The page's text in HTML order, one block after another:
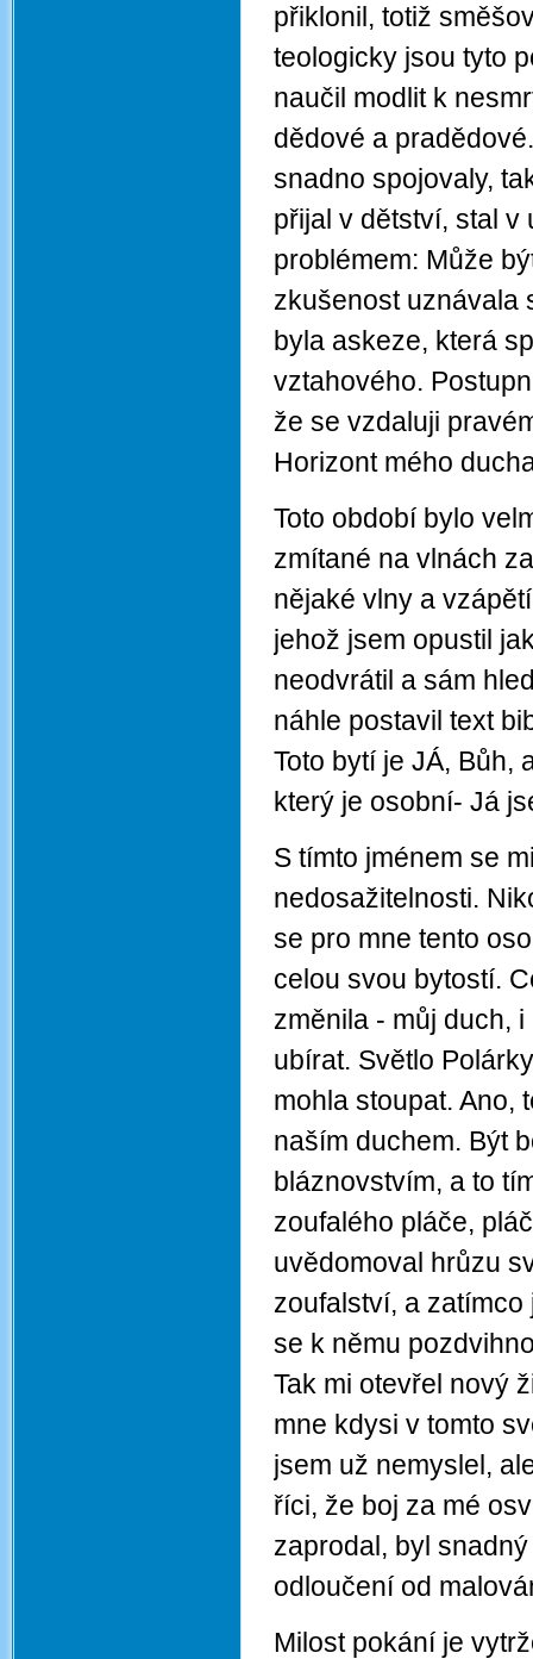
přiklonil, totiž
teologicky jsou tyto
naučil modlit k
dědové a
snadno spojovaly,
přijal v dětství, stal v
problémem: Může
zkušenost uznávala
byla askeze, která
vztahového.
že se vzdaluji
Horizont mého
Toto období bylo
zmítané na vlnách
nějaké vlny a
jehož jsem opustil
neodvrátil a sám
náhle postavil text
Toto bytí je JÁ, Bůh,
který je osobní- Já
S tímto jménem se
nedosažitelnosti.
se pro mne tento
celou svou bytostí.
změnila - můj duch,
ubírat. Světlo
mohla stoupat. Ano,
naším duchem. Být
bláznovstvím, a to
zoufalého pláče,
uvědomoval hrůzu
zoufalství, a
se k němu
Tak mi otevřel nový
mne kdysi v tomto
jsem už nemyslel,
říci, že boj za mé
zaprodal, byl
odloučení od
Milost pokání je